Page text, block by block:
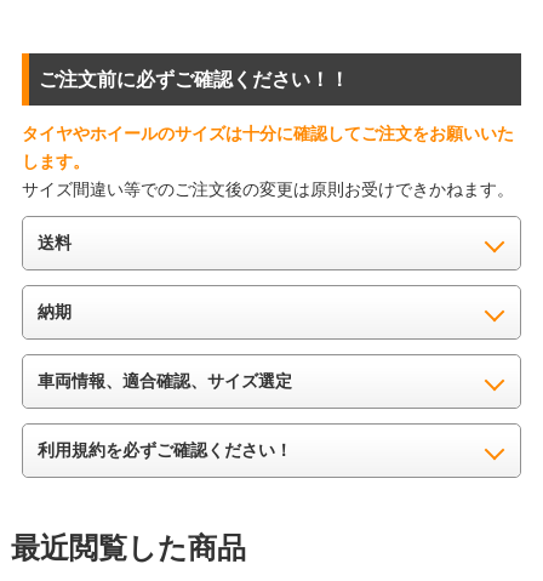
ご注文前に必ずご確認ください！！
タイヤやホイールのサイズは十分に確認してご注文をお願いいた
します。
サイズ間違い等でのご注文後の変更は原則お受けできかねます。
送料
納期
車両情報、適合確認、サイズ選定
利用規約を必ずご確認ください！
最近閲覧した商品